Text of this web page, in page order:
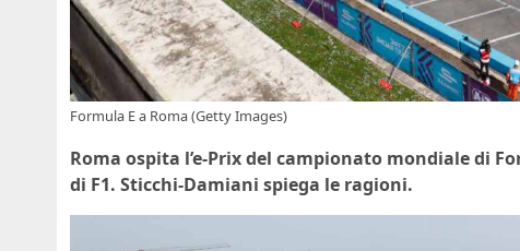
Formula E a Roma (Getty Images)
Roma ospita l’e-Prix del campionato mondiale di
di F1. Sticchi-Damiani spiega le ragioni.